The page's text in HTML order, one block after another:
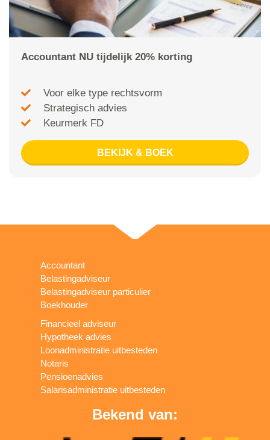
Accountant NU tijdelijk 20% korting
Voor elke type rechtsvorm
Strategisch advies
Keurmerk FD
BEKIJK & BOEK
Accountant
Belastingadviseur
Belastingadviseur particulier
Boekhouder
Financieel adviseur
Hypotheek advies
Loonadministratie uitbesteden
Notaris
Pensioenadvies
Salarisadministratie uitbesteden
Bekend van: